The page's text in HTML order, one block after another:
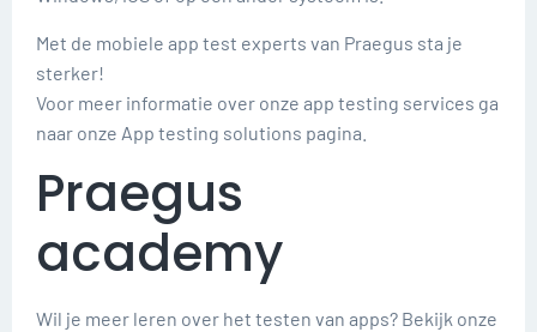
Met de mobiele app test experts van Praegus sta je
sterker!
Voor meer informatie over onze app testing services ga
naar onze App testing solutions pagina.
Praegus
academy
Wil je meer leren over het testen van apps? Bekijk onze